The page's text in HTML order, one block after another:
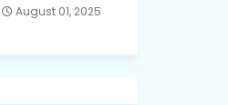
August 01, 2025